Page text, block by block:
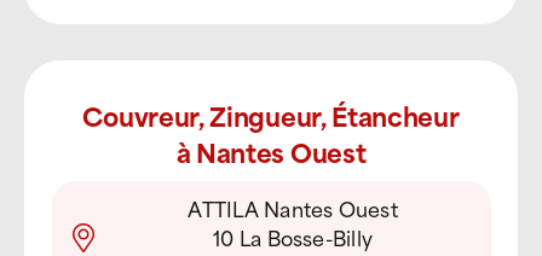
Couvreur, Zingueur, Étancheur
à Nantes Ouest
ATTILA Nantes Ouest
10 La Bosse-Billy